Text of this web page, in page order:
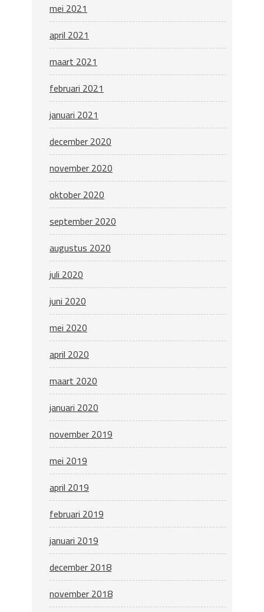
mei 2021
april 2021
maart 2021
februari 2021
januari 2021
december 2020
november 2020
oktober 2020
september 2020
augustus 2020
juli 2020
juni 2020
mei 2020
april 2020
maart 2020
januari 2020
november 2019
mei 2019
april 2019
februari 2019
januari 2019
december 2018
november 2018